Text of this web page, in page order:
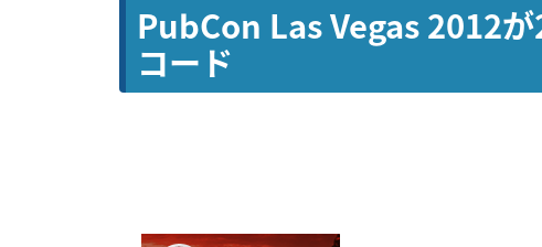
PubCon Las Vegas 2012
コード